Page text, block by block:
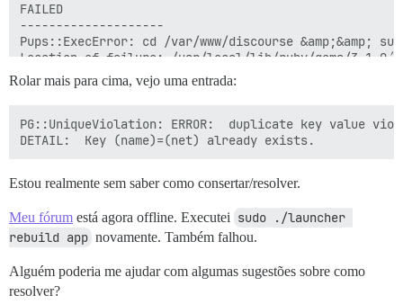
FAILED
--------------------
Pups::ExecError: cd /var/www/discourse
Location of failure: /usr/local/lib/ruby/gems/3.1.0/
exec failed with the params {"cd"=>"$home",
bootstrap failed with exit code 1
./discourse-doctor may help diagnose the problem.
Rolar mais para cima, vejo uma entrada:
PG::UniqueViolation: ERROR:  duplicate key value
Estou realmente sem saber como consertar/resolver.
Meu fórum está agora offline. Executei sudo ./launcher
rebuild app novamente. Também falhou.
Alguém poderia me ajudar com algumas sugestões sobre como
resolver?